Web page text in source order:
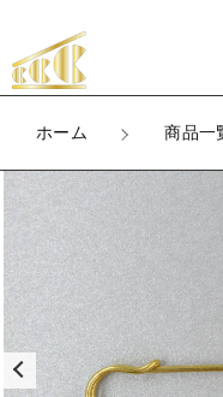
ホーム 商品一
カートに商品を追加
LOT
数量
ショ
お気に入り
すべての商品
★訳ありアウトレ
★訳あ
【
【メッ
親カテゴリ
子カテゴリ